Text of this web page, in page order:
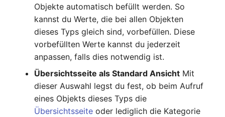
Varianten
Version
Vertragszuweisung
Verwaltungsinstanz
Virtuelle Geräte
Objekte automatisch befüllt werden. So
kannst du Werte, die bei allen Objekten
dieses Typs gleich sind, vorbefüllen. Diese
vorbefüllten Werte kannst du jederzeit
anpassen, falls dies notwendig ist.
Übersichtsseite als Standard Ansicht Mit
dieser Auswahl legst du fest, ob beim Aufruf
eines Objekts dieses Typs die
Übersichtsseite oder lediglich die Kategorie